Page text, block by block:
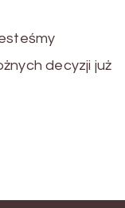
decyzji już